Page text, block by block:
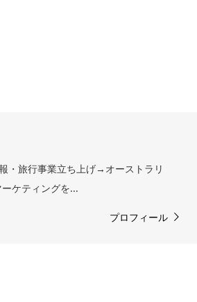
・旅行事業立ち上げ→オーストラリ
ケティングを...
プロフィール